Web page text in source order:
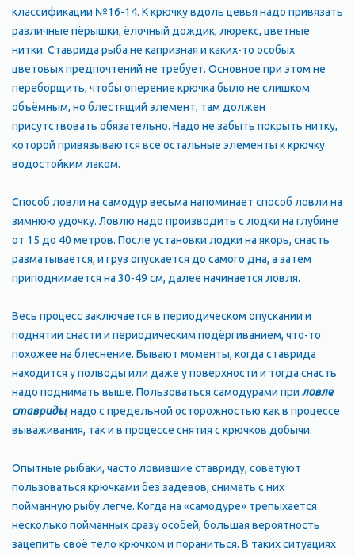
классификации №16-14. К крючку вдоль цевья надо привязать
различные пёрышки, ёлочный дождик, люрекс, цветные
нитки. Ставрида рыба не капризная и каких-то особых
цветовых предпочтений не требует. Основное при этом не
переборщить, чтобы оперение крючка было не слишком
объёмным, но блестящий элемент, там должен
присутствовать обязательно. Надо не забыть покрыть нитку,
которой привязываются все остальные элементы к крючку
водостойким лаком.
Способ ловли на самодур весьма напоминает способ ловли на
зимнюю удочку. Ловлю надо производить с лодки на глубине
от 15 до 40 метров. После установки лодки на якорь, снасть
разматывается, и груз опускается до самого дна, а затем
приподнимается на 30-49 см, далее начинается ловля.
Весь процесс заключается в периодическом опускании и
поднятии снасти и периодическим подёргиванием, что-то
похожее на блеснение. Бывают моменты, когда ставрида
находится у полводы или даже у поверхности и тогда снасть
надо поднимать выше. Пользоваться самодурами при ловле
ставриды, надо с предельной осторожностью как в процессе
вываживания, так и в процессе снятия с крючков добычи.
Опытные рыбаки, часто ловившие ставриду, советуют
пользоваться крючками без задевов, снимать с них
пойманную рыбу легче. Когда на «самодуре» трепыхается
несколько пойманных сразу особей, большая вероятность
зацепить своё тело крючком и пораниться. В таких ситуациях